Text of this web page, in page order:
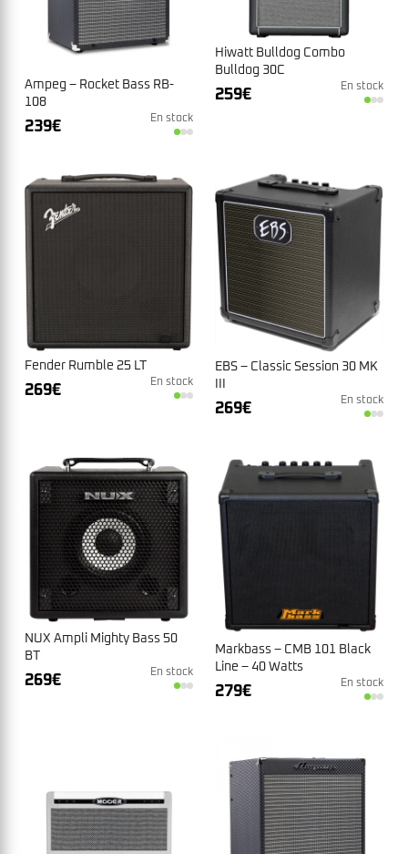
Ampeg – Rocket Bass RB-
108
239€ En stock
Hiwatt Bulldog Combo
Bulldog 30C
259€ En stock
Fender Rumble 25 LT
269€ En stock
EBS – Classic Session 30 MK
269€ En stock
NUX Ampli Mighty Bass 50
BT
269€ En stock
Markbass – CMB 101 Black
Line – 40 Watts
279€ En stock